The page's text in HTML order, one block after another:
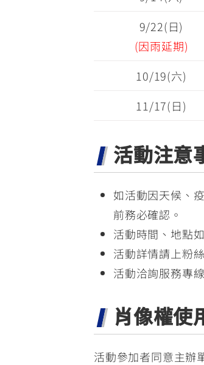
9/22(日)
(因雨延期)
10/19(六)
11/17(日)
活動注意
如活動因天候、
前務必確認。
活動時間、地點
活動詳情請上粉
活動洽詢服務專
肖像權使
活動參加者同意主辦